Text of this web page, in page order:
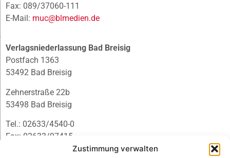
Zustimmung verwalten
Fax: 089/37060-111
E-Mail: muc@blmedien.de
Verlagsniederlassung Bad Breisig
Postfach 1363
53492 Bad Breisig
Zehnerstraße 22b
53498 Bad Breisig
Tel.: 02633/4540-0
Fax: 02633/97415
infobb@blmedien.de